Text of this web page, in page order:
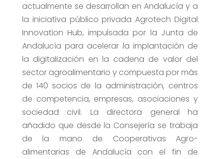
actualmente se desarrollan en Andalucía y a
la iniciativa público privada Agrotech Digital
Innovation Hub, impulsada por la Junta de
Andalucía para acelerar la implantación de
la digitalización en la cadena de valor del
sector agroalimentario y compuesta por más
de 140 socios de la administración, centros
de competencia, empresas, asociaciones y
sociedad civil. La directora general ha
añadido que desde la Consejería se trabaja
de la mano de Cooperativas Agro-
alimentarias de Andalucía con el fin de